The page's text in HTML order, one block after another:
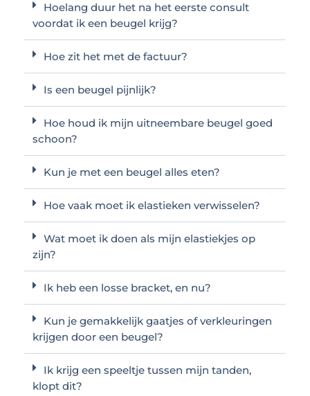
Hoelang duur het na het eerste consult
voordat ik een beugel krijg?
Hoe zit het met de factuur?
Is een beugel pijnlijk?
Hoe houd ik mijn uitneembare beugel goed
schoon?
Kun je met een beugel alles eten?
Hoe vaak moet ik elastieken verwisselen?
Wat moet ik doen als mijn elastiekjes op
zijn?
Ik heb een losse bracket, en nu?
Kun je gemakkelijk gaatjes of verkleuringen
krijgen door een beugel?
Ik krijg een speeltje tussen mijn tanden,
klopt dit?